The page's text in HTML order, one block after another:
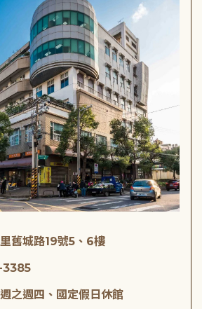
舊城路19號5、6樓
3385
之週四、國定假日休館